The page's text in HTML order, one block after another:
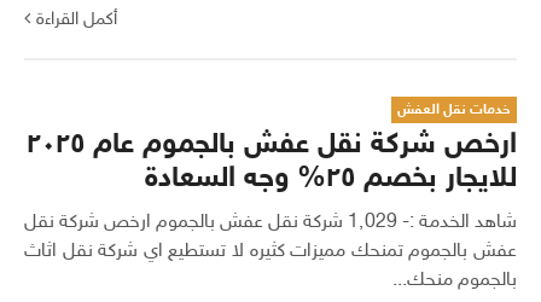
أكمل القراءة
خدمات نقل العفش
ارخص شركة نقل عفش بالجموم عام ٢٠٢٥
للايجار بخصم ٢٥% وجه السعادة
شاهد الخدمة :- 1٬029 شركة نقل عفش بالجموم ارخص شركة نقل
عفش بالجموم تمنحك مميزات كثيره لا تستطيع اي شركة نقل اثاث
بالجموم منحك...